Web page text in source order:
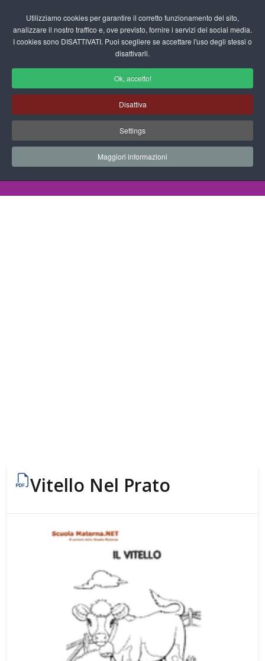
Utilizziamo cookies per garantire il corretto funzionamento del sito,
analizzare il nostro traffico e, ove previsto, fornire i servizi dei social media.
I cookies sono DISATTIVATI. Puoi scegliere se accettare l'uso degli stessi o
disattivarli.
Ok, accetto!
Disattiva
Settings
Maggiori informazioni
fas
Disegni da Colorare Alimenti
Progetti Didattici, Disegni, Schede
Didattiche e tanto altro ancora.
Disegni da Colorare
Vitello Nel Prato